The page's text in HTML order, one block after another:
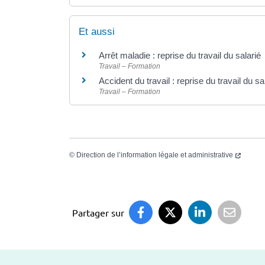
Et aussi
Arrêt maladie : reprise du travail du salarié
Travail – Formation
Accident du travail : reprise du travail du
Travail – Formation
© Direction de l’information légale et administrative
Partager sur